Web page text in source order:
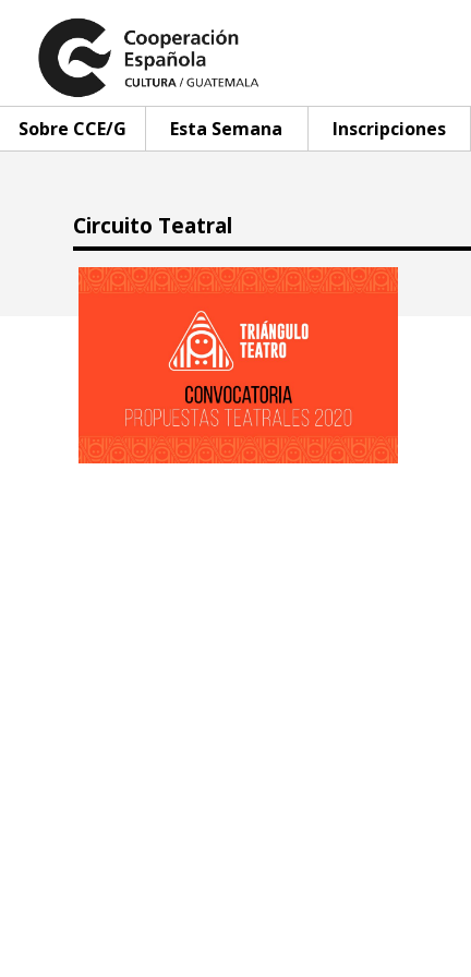
Sobre CCE/G Esta Semana Inscripciones
Circuito Teatral